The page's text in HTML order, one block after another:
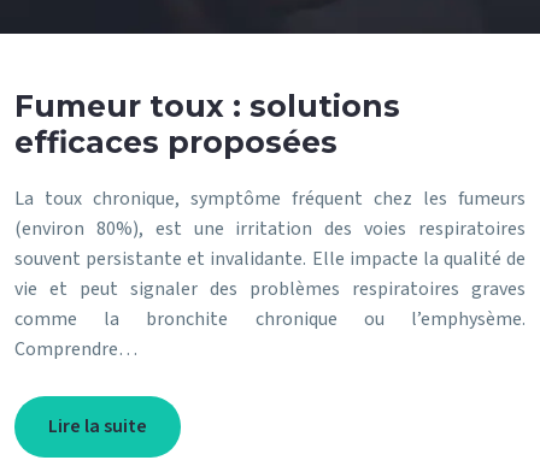
Fumeur toux : solutions
efficaces proposées
La toux chronique, symptôme fréquent chez les fumeurs
(environ 80%), est une irritation des voies respiratoires
souvent persistante et invalidante. Elle impacte la qualité de
vie et peut signaler des problèmes respiratoires graves
comme la bronchite chronique ou l’emphysème.
Comprendre…
Lire la suite